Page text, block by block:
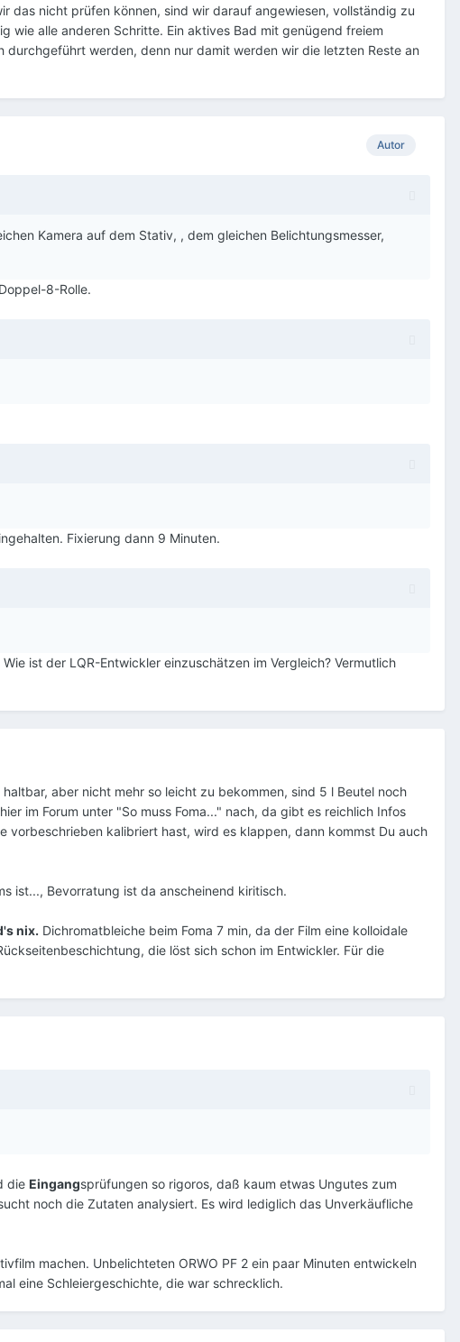
das nicht prüfen können, sind wir darauf angewiesen, vollständig zu
wie alle anderen Schritte. Ein aktives Bad mit genügend freiem
werden, denn nur damit werden wir die letzten Reste an
Autor
Kamera auf dem Stativ, , dem gleichen Belichtungsmesser,
8-Rolle.
Fixierung dann 9 Minuten.
ist der LQR-Entwickler einzuschätzen im Vergleich? Vermutlich
aber nicht mehr so leicht zu bekommen, sind 5 l Beutel noch
im Forum unter "So muss Foma..." nach, da gibt es reichlich Infos
vorbeschrieben kalibriert hast, wird es klappen, dann kommst Du auch
ist..., Bevorratung ist da anscheinend kiritisch.
nix. Dichromatbleiche beim Foma 7 min, da der Film eine kolloidale
die löst sich schon im Entwickler. Für die
die Eingangsprüfungen so rigoros, daß kaum etwas Ungutes zum
noch die Zutaten analysiert. Es wird lediglich das Unverkäufliche
machen. Unbelichteten ORWO PF 2 ein paar Minuten entwickeln
eine Schleiergeschichte, die war schrecklich.